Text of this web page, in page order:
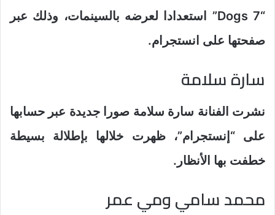
“7 Dogs” استعدادا لعرضه بالسينمات، وذلك عبر
صفحتها على انستجرام.
سارة سلامة
نشرت الفنانة سارة سلامة صورا جديدة عبر حسابها
على “إنستجرام”، ظهرت خلالها بإطلالة بسيطة
خطفت بها الأنظار.
محمد سامي ومي عمر